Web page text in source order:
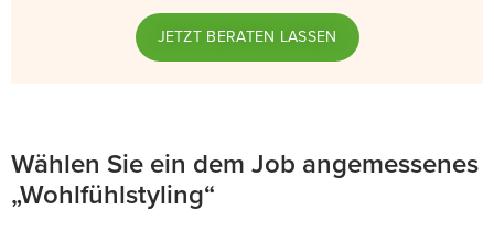
JETZT BERATEN LASSEN
Wählen Sie ein dem Job angemessenes
„Wohlfühlstyling“